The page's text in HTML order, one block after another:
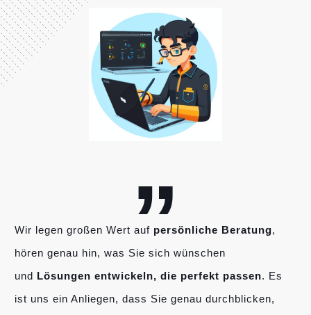
„
Wir legen großen Wert auf persönliche Beratung,
hören genau hin, was Sie sich wünschen
und Lösungen entwickeln, die perfekt passen. Es
ist uns ein Anliegen, dass Sie genau durchblicken,